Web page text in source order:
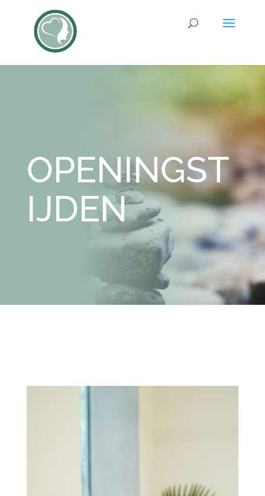
OPENINGST
IJDEN